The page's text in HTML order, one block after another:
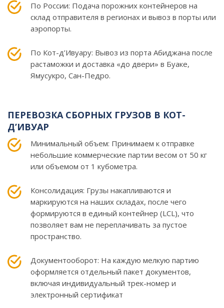
По России: Подача порожних контейнеров на
склад отправителя в регионах и вывоз в порты или
аэропорты.
По Кот-д’Ивуару: Вывоз из порта Абиджана после
растаможки и доставка «до двери» в Буаке,
Ямусукро, Сан-Педро.
ПЕРЕВОЗКА СБОРНЫХ ГРУЗОВ В КОТ-
Д’ИВУАР
Минимальный объем: Принимаем к отправке
небольшие коммерческие партии весом от 50 кг
или объемом от 1 кубометра.
Консолидация: Грузы накапливаются и
маркируются на наших складах, после чего
формируются в единый контейнер (LCL), что
позволяет вам не переплачивать за пустое
пространство.
Документооборот: На каждую мелкую партию
оформляется отдельный пакет документов,
включая индивидуальный трек-номер и
электронный сертификат